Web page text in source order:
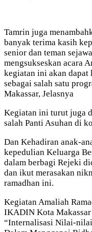
Tamrin juga
banyak terima kasih
senior dan teman
mengsukseskan acara
kegiatan ini akan dapat
sebagai salah satu
Makassar, Jelasnya
Kegiatan ini turut juga
salah Panti Asuhan di
Dan Kehadiran anak-
kepedulian Keluarga
dalam berbagi Rejeki
dan ikut merasakan
ramadhan ini.
Kegiatan Amaliah
IKADIN Kota
“Internalisasi Nilai-